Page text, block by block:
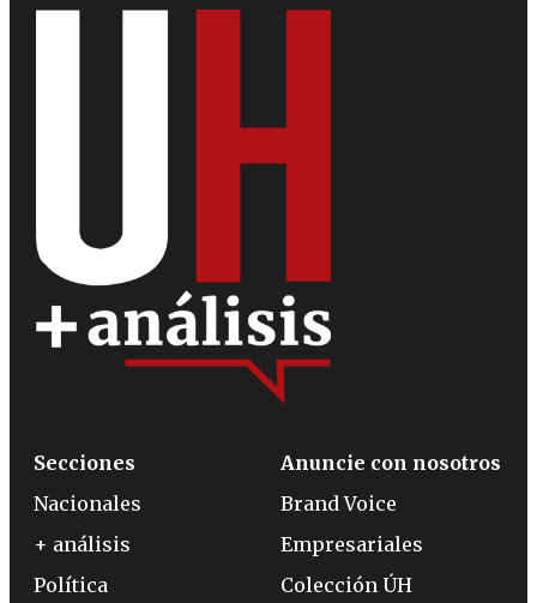
Secciones
Nacionales
+ análisis
Política
Anuncie con nosotros
Brand Voice
Empresariales
Colección ÚH